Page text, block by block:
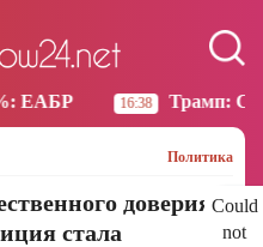
США больше не
Политика
Could
not
доверия:
стала